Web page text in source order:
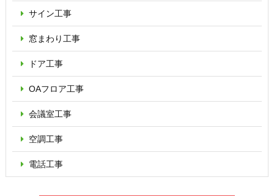
サイン工事
窓まわり工事
ドア工事
OAフロア工事
会議室工事
空調工事
電話工事